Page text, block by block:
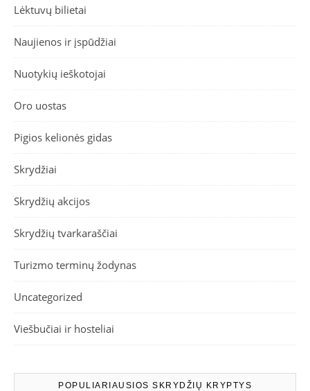
Lėktuvų bilietai
Naujienos ir įspūdžiai
Nuotykių ieškotojai
Oro uostas
Pigios kelionės gidas
Skrydžiai
Skrydžių akcijos
Skrydžių tvarkaraščiai
Turizmo terminų žodynas
Uncategorized
Viešbučiai ir hosteliai
POPULIARIAUSIOS SKRYDŽIŲ KRYPTYS